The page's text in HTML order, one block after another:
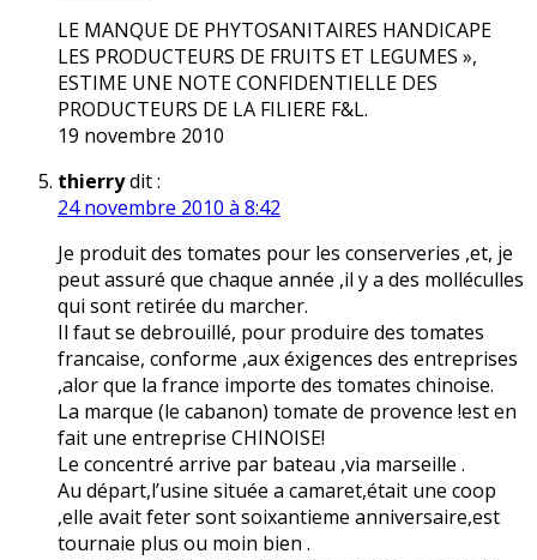
LE MANQUE DE PHYTOSANITAIRES HANDICAPE
LES PRODUCTEURS DE FRUITS ET LEGUMES »,
ESTIME UNE NOTE CONFIDENTIELLE DES
PRODUCTEURS DE LA FILIERE F&L.
19 novembre 2010
thierrydit :
24 novembre 2010 à 8:42
Je produit des tomates pour les conserveries ,et, je
peut assuré que chaque année ,il y a des molléculles
qui sont retirée du marcher.
Il faut se debrouillé, pour produire des tomates
francaise, conforme ,aux éxigences des entreprises
,alor que la france importe des tomates chinoise.
La marque (le cabanon) tomate de provence !est en
fait une entreprise CHINOISE!
Le concentré arrive par bateau ,via marseille .
Au départ,l’usine située a camaret,était une coop
,elle avait feter sont soixantieme anniversaire,est
tournaie plus ou moin bien .